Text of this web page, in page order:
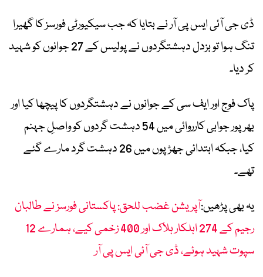
ڈی جی آئی ایس پی آر نے بتایا کہ جب سیکیورٹی فورسز کا گھیرا
تنگ ہوا تو بزدل دہشتگردوں نے پولیس کے 27 جوانوں کو شہید
کر دیا۔
پاک فوج اور ایف سی کے جوانوں نے دہشتگردوں کا پیچھا کیا اور
بھرپور جوابی کارروائی میں 54 دہشت گردوں کو واصلِ جہنم
کیا، جبکہ ابتدائی جھڑپوں میں 26 دہشت گرد مارے گئے
تھے۔
یہ بھی پڑھیں:آپریشن غضب للحق: پاکستانی فورسز نے طالبان
رجیم کے 274 اہلکار ہلاک اور 400 زخمی کیے، ہمارے 12
سپوت شہید ہوئے، ڈی جی آئی ایس پی آر